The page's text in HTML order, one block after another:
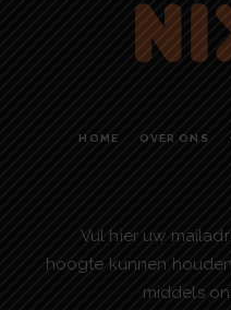
HOME OVER ONS
Vul hier uw
hoogte kunnen
middels